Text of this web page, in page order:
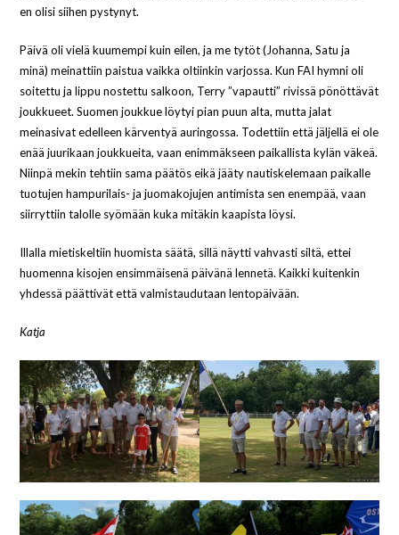
en olisi siihen pystynyt.
Päivä oli vielä kuumempi kuin eilen, ja me tytöt (Johanna, Satu ja
minä) meinattiin paistua vaikka oltiinkin varjossa. Kun FAI hymni oli
soitettu ja lippu nostettu salkoon, Terry ”vapautti” rivissä pönöttävät
joukkueet. Suomen joukkue löytyi pian puun alta, mutta jalat
meinasivat edelleen kärventyä auringossa. Todettiin että jäljellä ei ole
enää juurikaan joukkueita, vaan enimmäkseen paikallista kylän väkeä.
Niinpä mekin tehtiin sama päätös eikä jääty nautiskelemaan paikalle
tuotujen hampurilais- ja juomakojujen antimista sen enempää, vaan
siirryttiin talolle syömään kuka mitäkin kaapista löysi.
Illalla mietiskeltiin huomista säätä, sillä näytti vahvasti siltä, ettei
huomenna kisojen ensimmäisenä päivänä lennetä. Kaikki kuitenkin
yhdessä päättivät että valmistaudutaan lentopäivään.
Katja